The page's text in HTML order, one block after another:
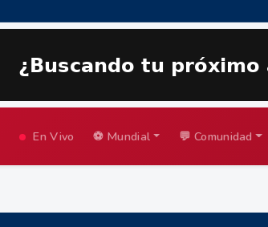
En Vivo ⚽ Mundial 💬 Comunidad